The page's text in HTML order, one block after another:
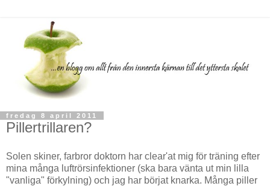
fredag 8 april 2011
Pillertrillaren?
Solen skiner, farbror doktorn har clear'at mig för träning efter
mina många luftrörsinfektioner (ska bara vänta ut min lilla
"vanliga" förkylning) och jag har börjat knarka. Många piller